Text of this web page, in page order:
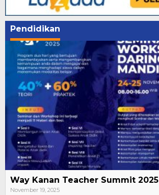
Pendidikan
Way Kanan Teacher Summit 2025
November 19, 2025